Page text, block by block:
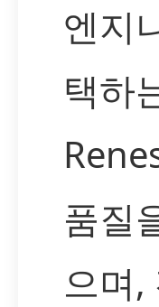
엔지
택하
품질
으며,